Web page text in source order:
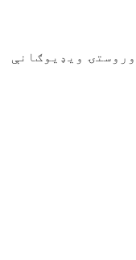
وروستۍ ویډیوګانې